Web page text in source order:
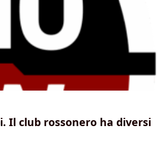
Il club rossonero ha diversi